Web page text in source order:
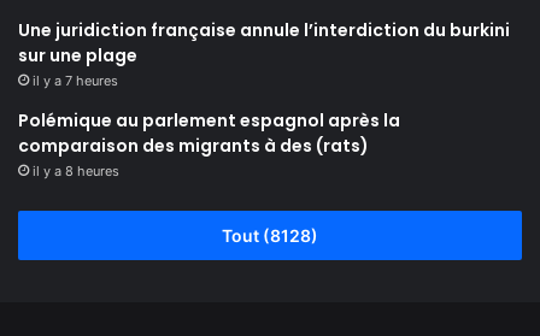
Une juridiction française annule l’interdiction du burkini
sur une plage
il y a 7 heures
Polémique au parlement espagnol après la
comparaison des migrants à des (rats)
il y a 8 heures
Tout (8128)